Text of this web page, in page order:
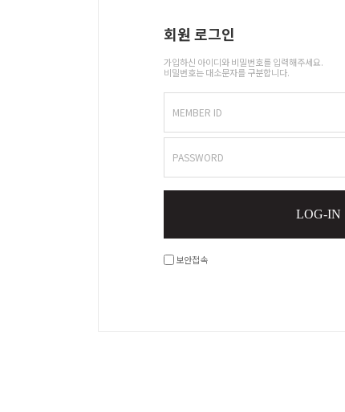
회원 로그인
가입하신 아이디와 비밀번호를 입력해주세요.
비밀번호는 대소문자를 구분합니다.
MEMBER ID
PASSWORD
LOG-IN
보안접속